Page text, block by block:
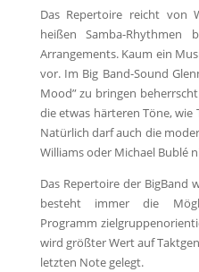
Das Repertoire reicht von
heißen Samba-
Arrangements. Kaum ein
vor. Im Big Band-Sound
Mood” zu bringen
die etwas härteren Töne, wie
Natürlich darf auch die
Williams oder Michael Bublé
Das Repertoire der BigBand
besteht immer die
Programm
wird größter Wert auf
letzten Note gelegt.